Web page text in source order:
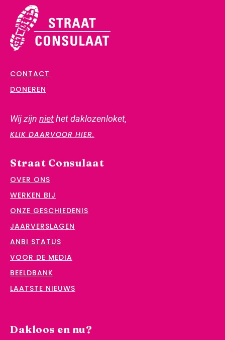
CONTACT
DONEREN
Wij zijn niethet daklozenloket,
KLIK DAARVOOR HIER.
Straat Consulaat
OVER ONS
WERKEN BIJ
ONZE GESCHIEDENIS
JAARVERSLAGEN
ANBI STATUS
VOOR DE MEDIA
BEELDBANK
LAATSTE NIEUWS
Dakloos en nu?